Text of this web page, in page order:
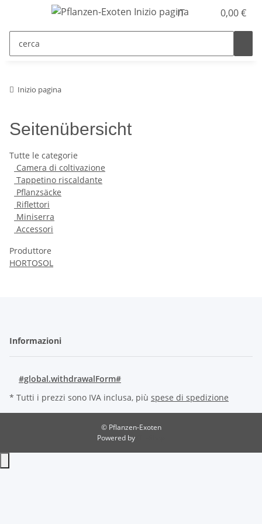
IT 0,00 €
Inizio pagina
Seitenübersicht
Tutte le categorie
Camera di coltivazione
Tappetino riscaldante
Pflanzsäcke
Riflettori
Miniserra
Accessori
Produttore
HORTOSOL
Informazioni
#global.withdrawalForm#
* Tutti i prezzi sono IVA inclusa, più spese di spedizione
© Pflanzen-Exoten
Powered by